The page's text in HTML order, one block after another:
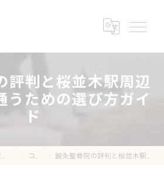
評判と桜並木駅周辺
うための選び方ガイ
ド
コラム 鍼灸整骨院の評判と桜並木駅周辺で安心して通うための選び方ガイド